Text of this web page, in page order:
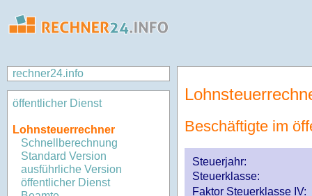
rechner24.info
öffentlicher Dienst
Lohnsteuerrechner
Schnellberechnung
Standard Version
ausführliche Version
öffentlicher Dienst
Beschäftigte im
Steuerjahr:
Steuerklasse:
Faktor Steuerklasse IV: